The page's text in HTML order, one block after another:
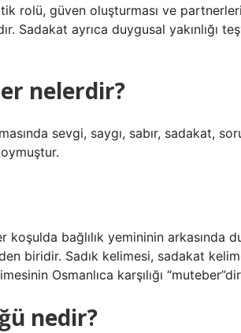
rolü, güven oluşturması ve
Sadakat ayrıca duygusal yakınlığı
nelerdir?
sevgi, saygı, sabır, sadakat,
bağlılık yemininin arkasında
biridir. Sadık kelimesi, sadakat
Osmanlıca karşılığı
nedir?